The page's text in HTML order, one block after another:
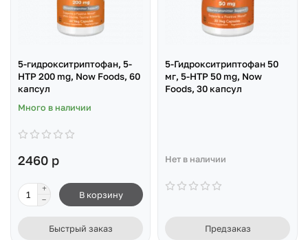
5-гидрокситриптофан, 5-
HTP 200 mg, Now Foods, 60
капсул
Много в наличии
2460 р
В корзину
Быстрый заказ
5-Гидрокситриптофан 50
мг, 5-HTP 50 mg, Now
Foods, 30 капсул
Нет в наличии
Предзаказ